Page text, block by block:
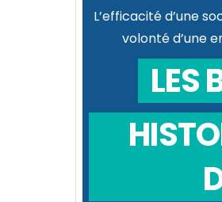
L’efficacité d’une
volonté d’une
LES